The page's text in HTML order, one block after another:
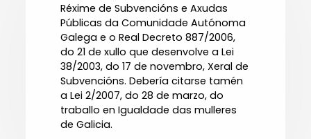
Réxime de Subvencións e Axudas
Públicas da Comunidade Autónoma
Galega e o Real Decreto 887/2006,
do 21 de xullo que desenvolve a Lei
38/2003, do 17 de novembro, Xeral de
Subvencións. Debería citarse tamén
a Lei 2/2007, do 28 de marzo, do
traballo en Igualdade das mulleres
de Galicia.